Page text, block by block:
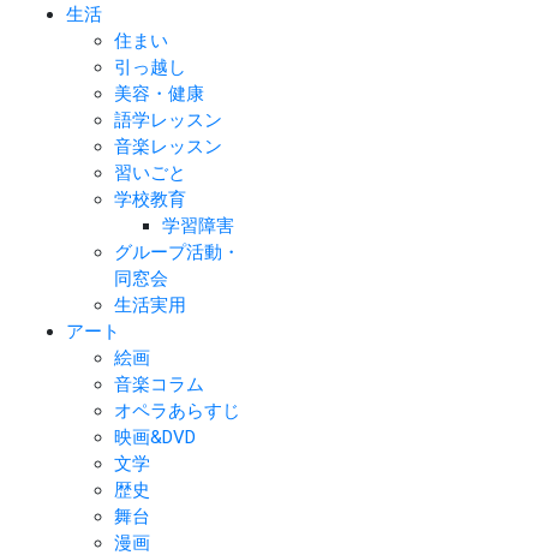
生活
住まい
引っ越し
美容・健康
語学レッスン
音楽レッスン
習いごと
学校教育
学習障害
グループ活動・
同窓会
生活実用
アート
絵画
音楽コラム
オペラあらすじ
映画&DVD
文学
歴史
舞台
漫画